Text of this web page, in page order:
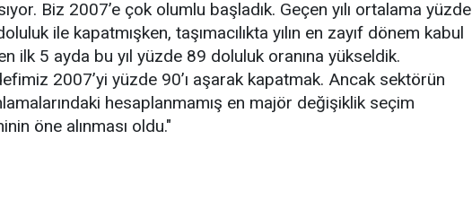
Biz 2007’e çok olumlu başladık. Geçen yılı ortalama yüzde
ile kapatmışken, taşımacılıkta yılın en zayıf dönem kabul
ilk 5 ayda bu yıl yüzde 89 doluluk oranına yükseldik.
2007’yi yüzde 90’ı aşarak kapatmak. Ancak sektörün
hesaplanmamış en majör değişiklik seçim
öne alınması oldu."